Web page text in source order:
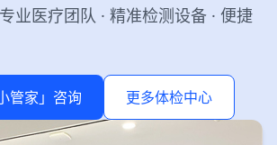
业医疗团队 · 精准检测设备 · 便捷
管家」咨询 更多体检中心